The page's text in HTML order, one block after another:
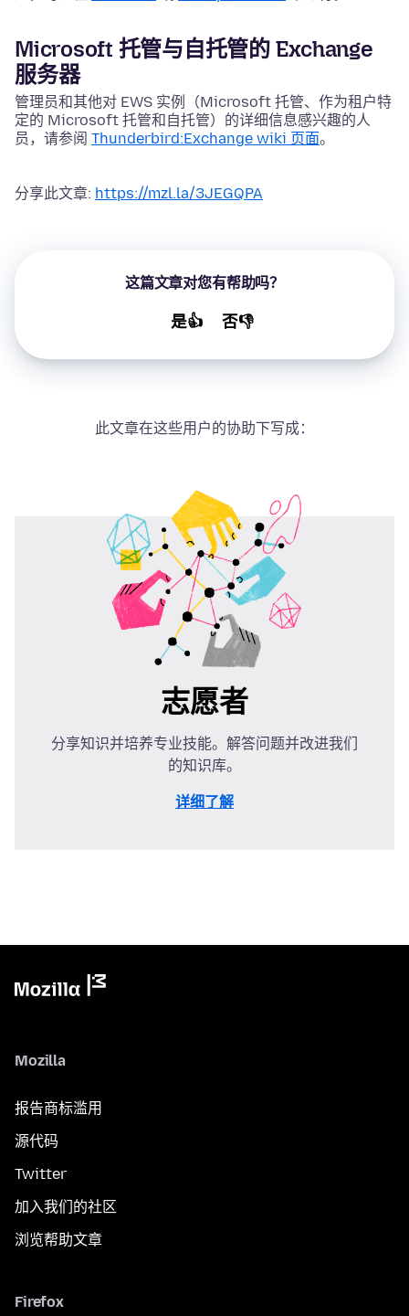
Microsoft 托管与自托管的 Exchange
服务器
管理员和其他对 EWS 实例（Microsoft 托管、作为租户特
定的 Microsoft 托管和自托管）的详细信息感兴趣的人
员，请参阅 Thunderbird:Exchange wiki 页面。
分享此文章: https://mzl.la/3JEGQPA
这篇文章对您有帮助吗？
是👍 否👎
此文章在这些用户的协助下写成：
志愿者
分享知识并培养专业技能。解答问题并改进我们
的知识库。
详细了解
Mozilla
报告商标滥用
源代码
Twitter
加入我们的社区
浏览帮助文章
Firefox